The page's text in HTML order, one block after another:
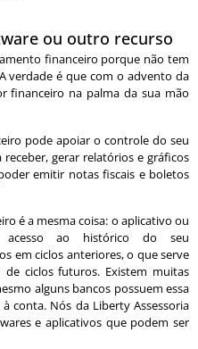
ou outro recurso
financeiro porque não tem
verdade é que com o advento da
financeiro na palma da sua mão
pode apoiar o controle do seu
gerar relatórios e gráficos
emitir notas fiscais e boletos
é a mesma coisa: o aplicativo ou
acesso ao histórico do seu
em ciclos anteriores, o que serve
ciclos futuros. Existem muitas
alguns bancos possuem essa
conta. Nós da Liberty Assessoria
e aplicativos que podem ser